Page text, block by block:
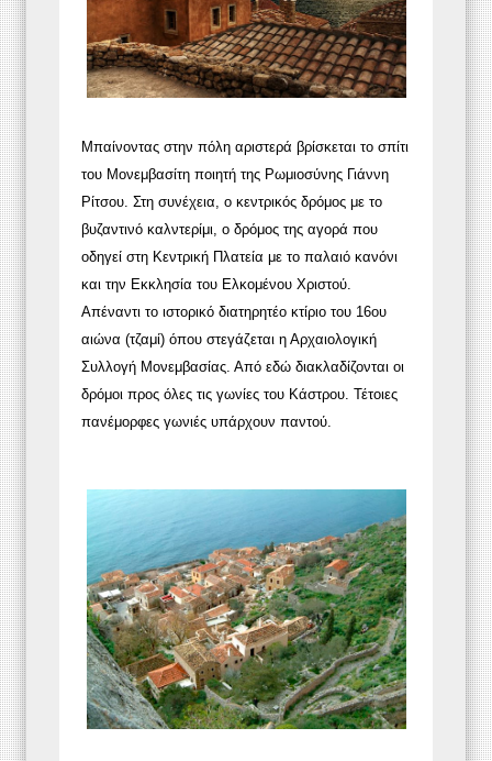
Μπαίνοντας στην πόλη αριστερά βρίσκεται το σπίτι
του Μονεμβασίτη ποιητή της Ρωμιοσύνης Γιάννη
Ρίτσου. Στη συνέχεια, ο κεντρικός δρόμος με το
βυζαντινό καλντερίμι, ο δρόμος της αγορά που
οδηγεί στη Κεντρική Πλατεία με το παλαιό κανόνι
και την Εκκλησία του Ελκομένου Χριστού.
Απέναντι το ιστορικό διατηρητέο κτίριο του 16ου
αιώνα (τζαμί) όπου στεγάζεται η Αρχαιολογική
Συλλογή Μονεμβασίας. Από εδώ διακλαδίζονται οι
δρόμοι προς όλες τις γωνίες του Κάστρου. Τέτοιες
πανέμορφες γωνιές υπάρχουν παντού.